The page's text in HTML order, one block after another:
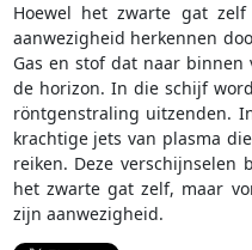
Hoewel het zwarte gat
aanwezigheid herkennen
Gas en stof dat naar
de horizon. In die schijf
röntgenstraling uitzenden.
krachtige jets van plasma
reiken. Deze verschijnselen
het zwarte gat zelf, maar
zijn aanwezigheid.